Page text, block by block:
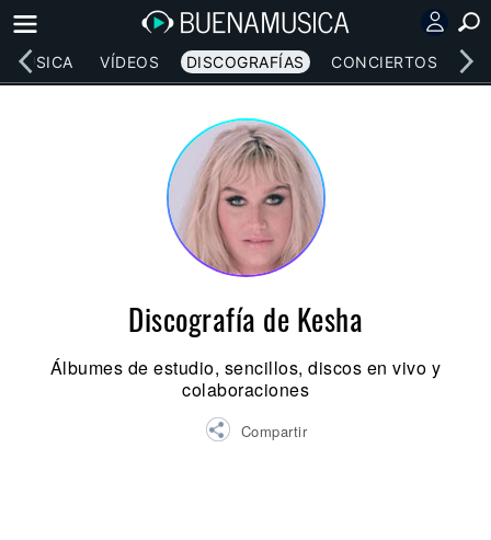
MÚSICA VÍDEOS DISCOGRAFÍAS CONCIERTOS
Discografía de Kesha
Álbumes de estudio, sencillos, discos en vivo y
colaboraciones
Compartir